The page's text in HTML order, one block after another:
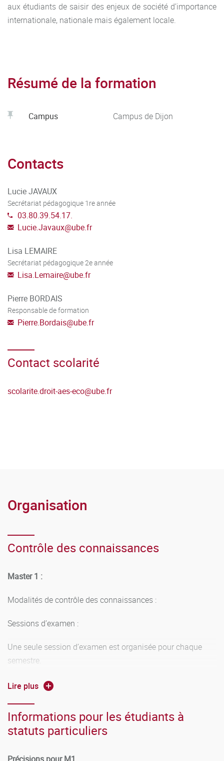
aux étudiants de saisir des enjeux de société d’importance
internationale, nationale mais également locale.
Résumé de la formation
Campus Campus de Dijon
Contacts
Lucie JAVAUX
Secrétariat pédagogique 1re année
03.80.39.54.17.
Lucie.Javaux@ube.fr
Lisa LEMAIRE
Secrétariat pédagogique 2e année
Lisa.Lemaire@ube.fr
Pierre BORDAIS
Responsable de formation
Pierre.Bordais@ube.fr
Contact scolarité
scolarite.droit-aes-eco@ube.fr
Organisation
Contrôle des connaissances
Master 1 :
Modalités de contrôle des connaissances :
Sessions d’examen :
Une seule session d’examen est organisée pour chaque
semestre.
Règles de validation et de capitalisation :
Principes généraux :
COMPENSATION : Une compensation s’effectue au
calculée à partir de la moyenne des notes des unités
Lire plus
Informations pour les étudiants à
statuts particuliers